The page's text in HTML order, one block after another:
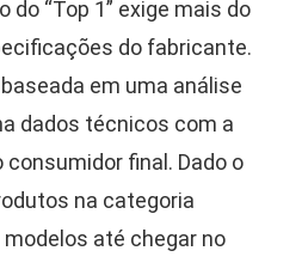
do “Top 1” exige mais do
do fabricante.
em uma análise
dados técnicos com a
final. Dado o
na categoria
modelos até chegar no